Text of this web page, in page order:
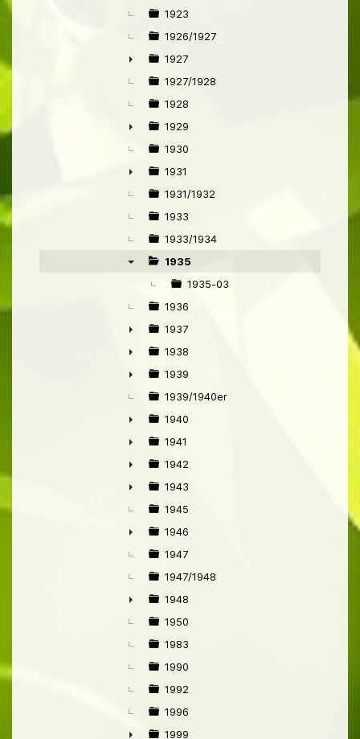
►
1923
1926/1927
►
1927
1927/1928
1928
►
1929
1930
►
1931
1931/1932
1933
1933/1934
1935
1935-03
1936
►
1937
►
1938
►
1939
1939/1940er
►
1940
►
1941
►
1942
►
1943
1945
►
1946
1947
1947/1948
►
1948
1950
1983
1990
1992
1996
1999